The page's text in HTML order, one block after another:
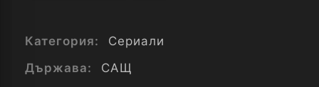
Категория:
Сериали
Държава:
САЩ